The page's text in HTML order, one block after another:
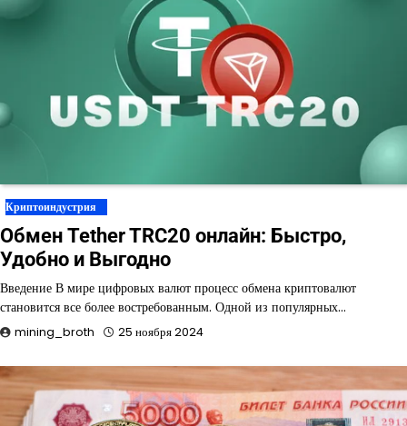
Криптоиндустрия
Обмен Tether TRC20 онлайн: Быстро,
Удобно и Выгодно
Введение В мире цифровых валют процесс обмена криптовалют
становится все более востребованным. Одной из популярных…
mining_broth 25 ноября 2024